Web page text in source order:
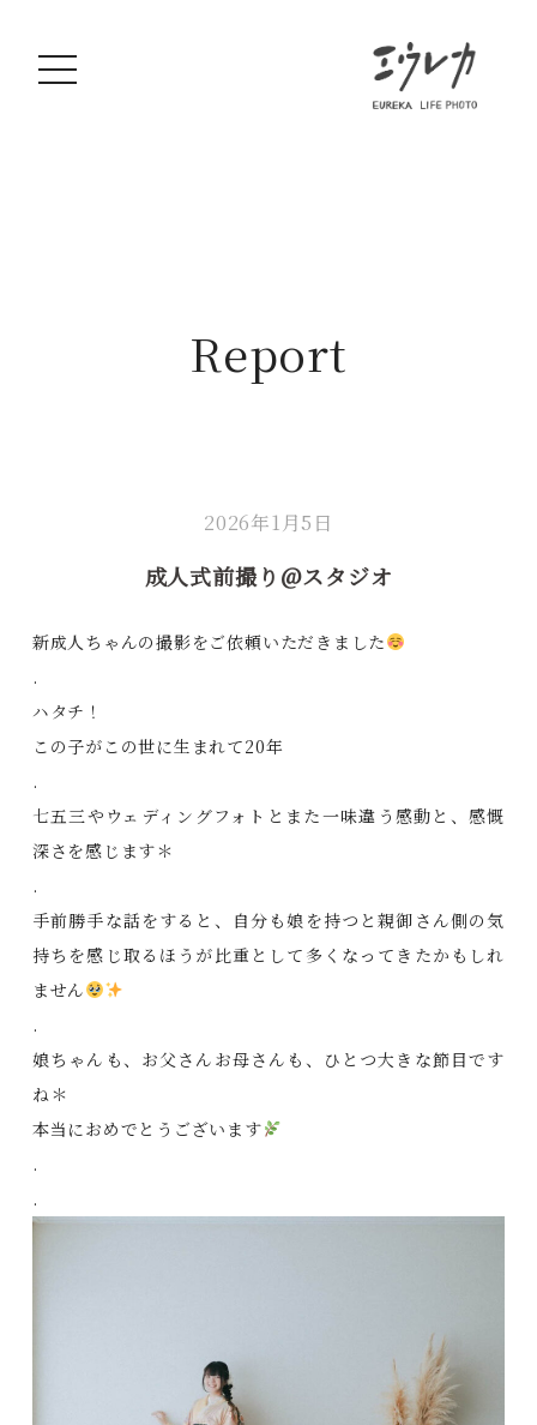
Report
2026年1月5日
成人式前撮り@スタジオ
新成人ちゃんの撮影をご依頼いただきました
.
ハタチ！
この子がこの世に生まれて20年
.
七五三やウェディングフォトとまた一味違う感動と、感慨
深さを感じます＊
.
手前勝手な話をすると、自分も娘を持つと親御さん側の気
持ちを感じ取るほうが比重として多くなってきたかもしれ
ません
.
娘ちゃんも、お父さんお母さんも、ひとつ大きな節目です
ね＊
本当におめでとうございます
.
.